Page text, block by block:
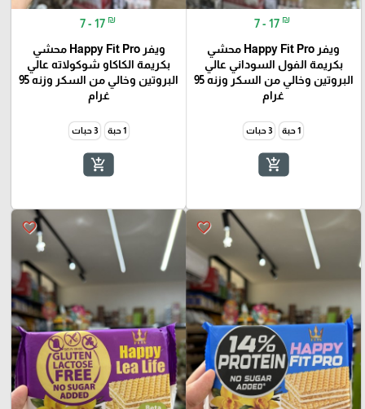
7 - 17 ₪
ويفر Happy Fit Pro محشي
بكريمة الفول السوداني عالي
البروتين وخالي من السكر وزنه 95
غرام
1 حبة 3 حبات
add_shopping_cart
7 - 17 ₪
ويفر Happy Fit Pro محشي
بكريمة الكاكاو شوكولاته عالي
البروتين وخالي من السكر وزنه 95
غرام
1 حبة 3 حبات
add_shopping_cart
favorite_border
favorite_border